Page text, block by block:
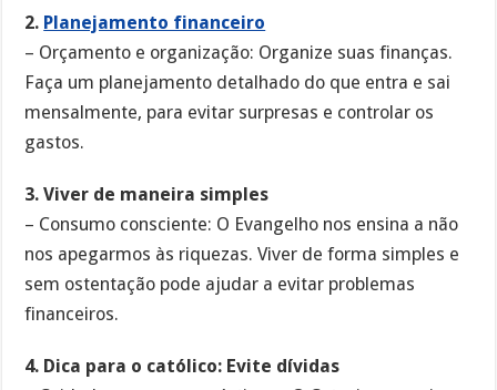
2. Planejamento financeiro
– Orçamento e organização: Organize suas finanças.
Faça um planejamento detalhado do que entra e sai
mensalmente, para evitar surpresas e controlar os
gastos.
3. Viver de maneira simples
– Consumo consciente: O Evangelho nos ensina a não
nos apegarmos às riquezas. Viver de forma simples e
sem ostentação pode ajudar a evitar problemas
financeiros.
4. Dica para o católico: Evite dívidas